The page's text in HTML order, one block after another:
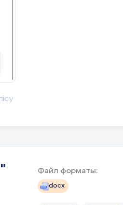
Файл форматы:
docx